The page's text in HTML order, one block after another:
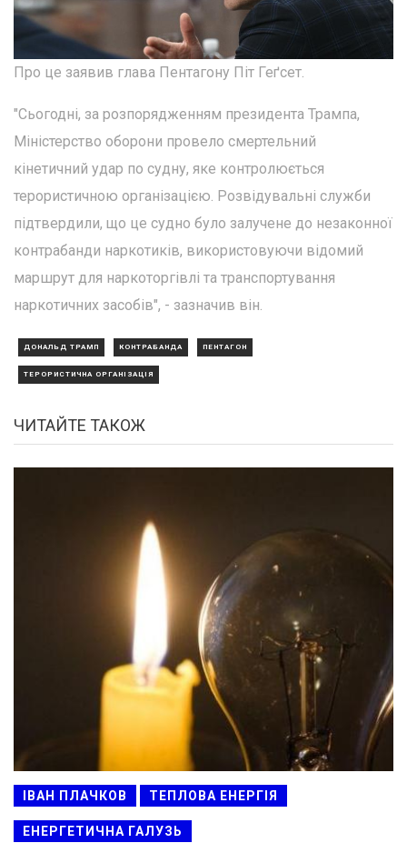
Про це заявив глава Пентагону Піт Геґсет.
"Сьогодні, за розпорядженням президента Трампа,
Міністерство оборони провело смертельний
кінетичний удар по судну, яке контролюється
терористичною організацією. Розвідувальні служби
підтвердили, що це судно було залучене до незаконної
контрабанди наркотиків, використовуючи відомий
маршрут для наркоторгівлі та транспортування
наркотичних засобів", - зазначив він.
ДОНАЛЬД ТРАМП КОНТРАБАНДА ПЕНТАГОН
ТЕРОРИСТИЧНА ОРГАНІЗАЦІЯ
ЧИТАЙТЕ ТАКОЖ
ІВАН ПЛАЧКОВ ТЕПЛОВА ЕНЕРГІЯ
ЕНЕРГЕТИЧНА ГАЛУЗЬ